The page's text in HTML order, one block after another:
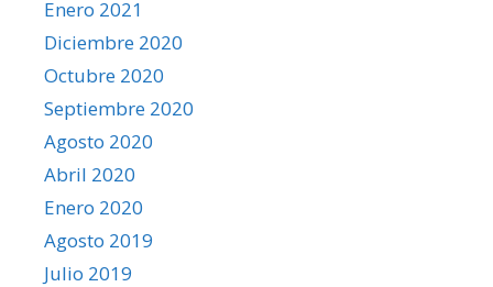
Enero 2021
Diciembre 2020
Octubre 2020
Septiembre 2020
Agosto 2020
Abril 2020
Enero 2020
Agosto 2019
Julio 2019